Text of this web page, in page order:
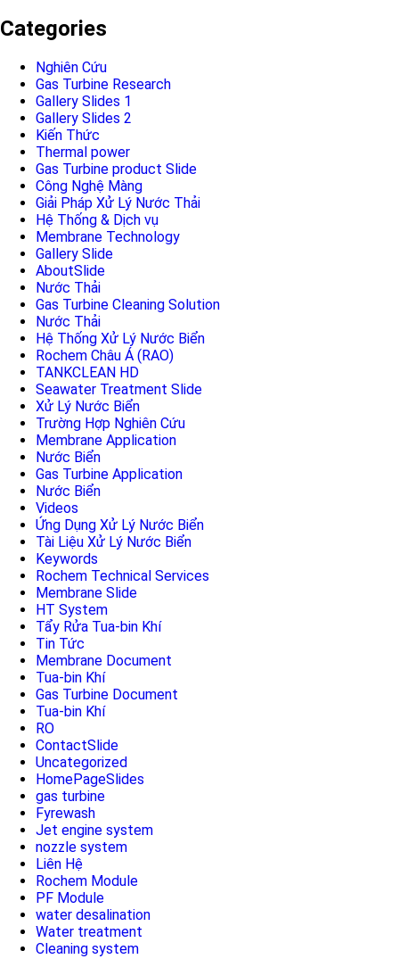
Categories
Nghiên Cứu
Gas Turbine Research
Gallery Slides 1
Gallery Slides 2
Kiến Thức
Thermal power
Gas Turbine product Slide
Công Nghệ Màng
Giải Pháp Xử Lý Nước Thải
Hệ Thống & Dịch vụ
Membrane Technology
Gallery Slide
AboutSlide
Nước Thải
Gas Turbine Cleaning Solution
Nước Thải
Hệ Thống Xử Lý Nước Biển
Rochem Châu Á (RAO)
TANKCLEAN HD
Seawater Treatment Slide
Xử Lý Nước Biển
Trường Hợp Nghiên Cứu
Membrane Application
Nước Biển
Gas Turbine Application
Nước Biển
Videos
Ứng Dụng Xử Lý Nước Biển
Tài Liệu Xử Lý Nước Biển
Keywords
Rochem Technical Services
Membrane Slide
HT System
Tẩy Rửa Tua-bin Khí
Tin Tức
Membrane Document
Tua-bin Khí
Gas Turbine Document
Tua-bin Khí
RO
ContactSlide
Uncategorized
HomePageSlides
gas turbine
Fyrewash
Jet engine system
nozzle system
Liên Hệ
Rochem Module
PF Module
water desalination
Water treatment
Cleaning system